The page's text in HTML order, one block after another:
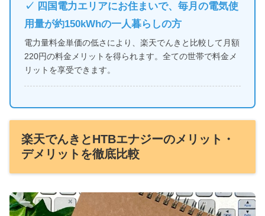
✓ 四国電力エリアにお住まいで、毎月の電気使
用量が約150kWhの一人暮らしの方
電力量料金単価の低さにより、楽天でんきと比較して月額
220円の料金メリットを得られます。全ての世帯で料金メ
リットを享受できます。
楽天でんきとHTBエナジーのメリット・
デメリットを徹底比較